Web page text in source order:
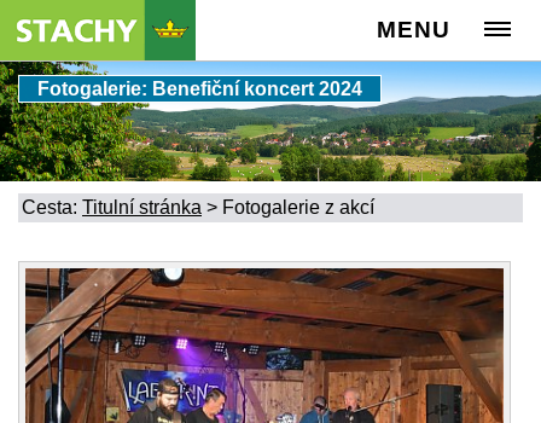
MENU
Fotogalerie: Benefiční koncert 2024
Cesta: Titulní stránka > Fotogalerie z akcí